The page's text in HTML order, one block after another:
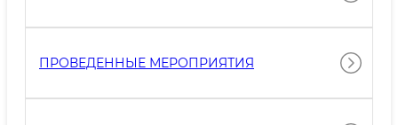
ПРОВЕДЕННЫЕ МЕРОПРИЯТИЯ